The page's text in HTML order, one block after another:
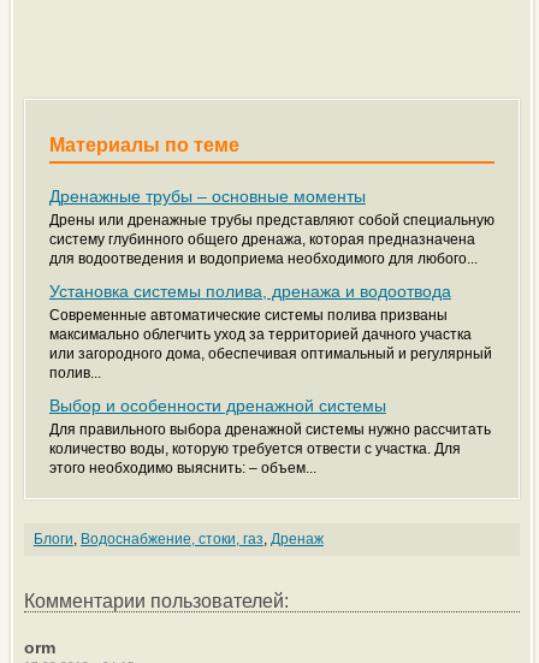
Материалы по теме
Дренажные трубы – основные моменты
Дрены или дренажные трубы представляют собой специальную
систему глубинного общего дренажа, которая предназначена
для водоотведения и водоприема необходимого для любого...
Установка системы полива, дренажа и водоотвода
Современные автоматические системы полива призваны
максимально облегчить уход за территорией дачного участка
или загородного дома, обеспечивая оптимальный и регулярный
полив...
Выбор и особенности дренажной системы
Для правильного выбора дренажной системы нужно рассчитать
количество воды, которую требуется отвести с участка. Для
этого необходимо выяснить: – объем...
Блоги, Водоснабжение, стоки, газ, Дренаж
Комментарии пользователей:
orm